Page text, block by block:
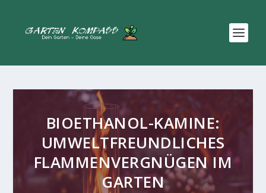
BIOETHANOL-KAMINE:
UMWELTFREUNDLICHES
FLAMMENVERGNÜGEN IM
GARTEN